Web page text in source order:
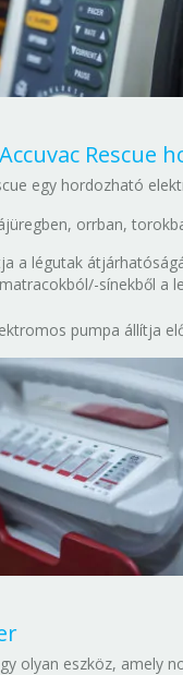
Rescue
egy hordozható
orrban,
a légutak
sínekből a
pumpa állítja
olyan eszköz, amely